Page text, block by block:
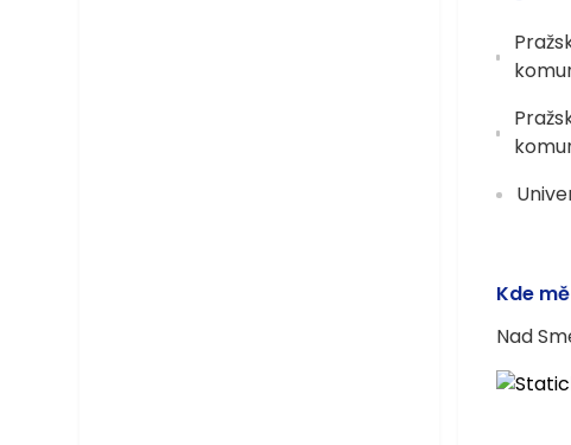
Kde
Nad